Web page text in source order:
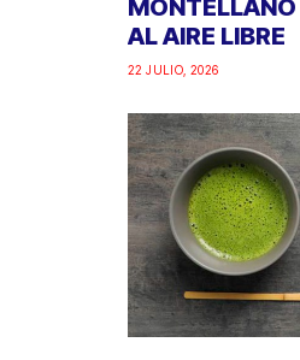
MONTELLANO
AL AIRE LIBRE
22 JULIO, 2026